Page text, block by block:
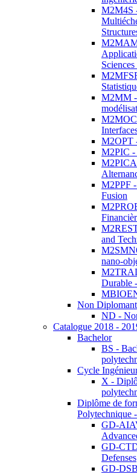
M2M4S
M2MM -
M2OPT
M2PIC -
M2PICA
M2PPF -
Fusion
and
nano-
Durable
Non Diplomant
ND -
Catalogue 2018 -
Bachelor
BS -
Cycle
X -
Diplôme de
Polytechnique
GD-
GD-
Defenses
GD-